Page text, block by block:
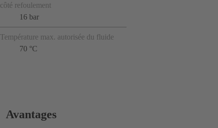
côté refoulement
16 bar
Température max. autorisée du fluide
70 °C
Avantages